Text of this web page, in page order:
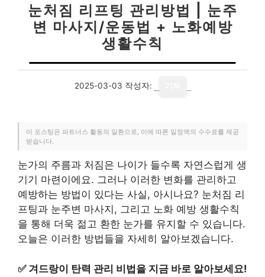
눈처짐 리프팅 관리방법 | 눈주
변 마사지/운동법 + 노화예방
생활수칙
2025-03-03 작성자:
이 포스팅은 파트너스 활동의 일환으로, 이에 따른 일정액의 수수료를 제공
받습니다.
눈가의 주름과 처짐은 나이가 들수록 자연스럽게 생
기기 마련이에요. 그러나 이러한 변화를 관리하고
예방하는 방법이 있다는 사실, 아시나요? 눈처짐 리
프팅과 눈주변 마사지, 그리고 노화 예방 생활수칙
을 통해 더욱 젊고 환한 눈가를 유지할 수 있습니다.
오늘은 이러한 방법들을 자세히 알아보겠습니다.
✅ 겨드랑이 탄력 관리 비법을 지금 바로 알아보세요!